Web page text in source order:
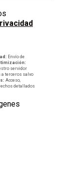
Envío de
servidor
a terceros salvo
Acceso,
detallados